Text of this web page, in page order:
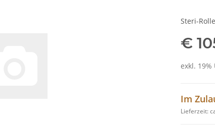
Steri-
€
exkl. 19%
Im
Lieferzeit: